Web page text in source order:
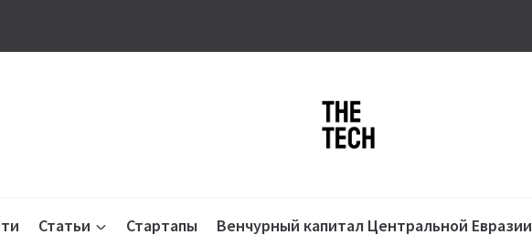
Статьи Стартапы Венчурный капитал Центральной Евразии